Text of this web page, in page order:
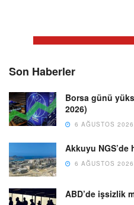
Son Haberler
Borsa günü
2026)
6 AĞUSTOS 2026
Akkuyu
6 AĞUSTOS 2026
ABD’de işsizlik